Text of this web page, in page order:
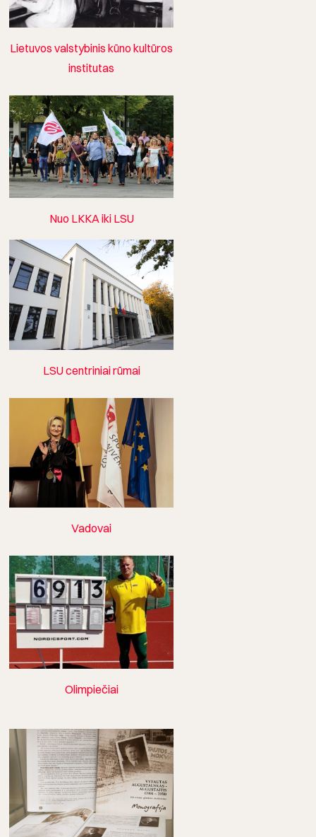
Lietuvos valstybinis kūno kultūros
institutas
Nuo LKKA iki LSU
LSU centriniai rūmai
Vadovai
Olimpiečiai